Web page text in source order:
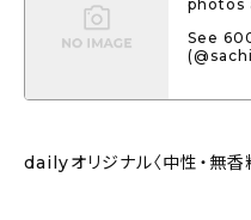
photos
See
dailyオリジナル〈中性・無香